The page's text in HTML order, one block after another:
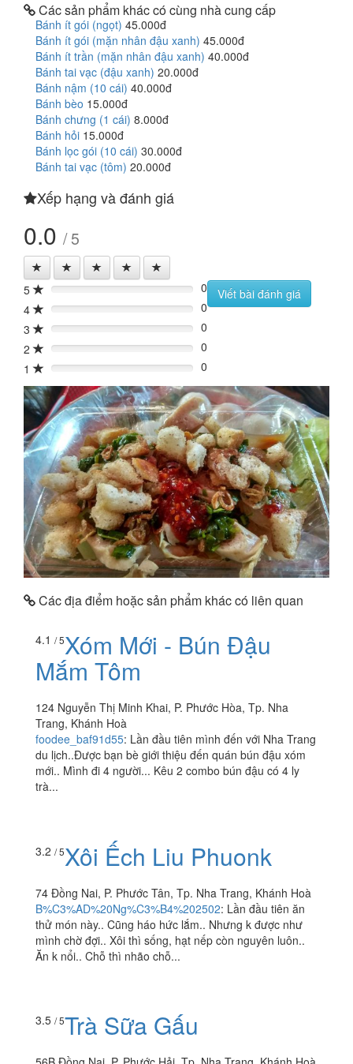
Các sản phẩm khác có cùng nhà cung cấp
Bánh ít gói (ngọt) 45.000đ
Bánh ít gói (mặn nhân đậu xanh) 45.000đ
Bánh ít trần (mặn nhân đậu xanh) 40.000đ
Bánh tai vạc (đậu xanh) 20.000đ
Bánh nậm (10 cái) 40.000đ
Bánh bèo 15.000đ
Bánh chưng (1 cái) 8.000đ
Bánh hỏi 15.000đ
Bánh lọc gói (10 cái) 30.000đ
Bánh tai vạc (tôm) 20.000đ
Xếp hạng và đánh giá
0.0 / 5
5 0%
0
4
0%
0
3
0%
0
2
0%
0
1
0% 0
Viết bài đánh giá
Các địa điểm hoặc sản phẩm khác có liên quan
4.1 / 5Xóm Mới - Bún Đậu
Mắm Tôm
124 Nguyễn Thị Minh Khai, P. Phước Hòa, Tp. Nha
Trang, Khánh Hoà
foodee_baf91d55: Lần đầu tiên mình đến với Nha Trang
du lịch..Được bạn bè giới thiệu đến quán bún đậu xóm
mới.. Mình đi 4 người... Kêu 2 combo bún đậu có 4 ly
trà...
3.2/ 5Xôi Ếch Liu Phuonk
74 Đồng Nai, P. Phước Tân, Tp. Nha Trang, Khánh Hoà
Ăn k nổi.. Chỗ thì nhão chỗ...